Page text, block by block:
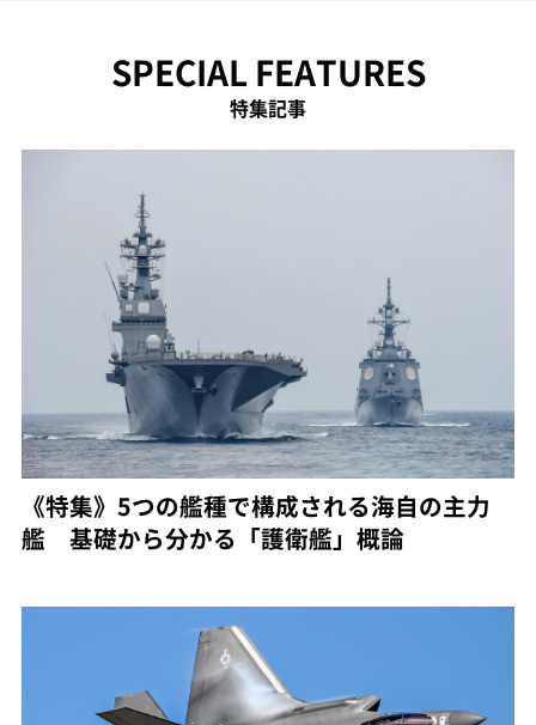
SPECIAL FEATURES
特集記事
《特集》5つの艦種で構成される海自の主力
艦 基礎から分かる「護衛艦」概論